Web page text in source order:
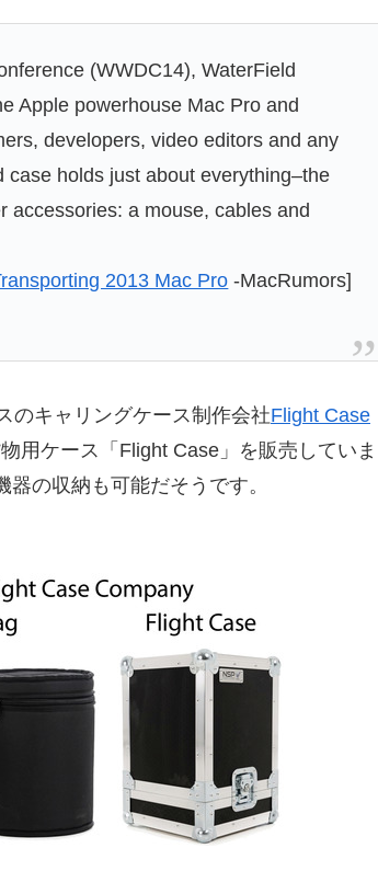
(WWDC14), WaterField
Apple powerhouse Mac Pro and
developers, video editors and any
holds just about everything–the
accessories: a mouse, cables and
2013 Mac Pro -MacRumors]
のキャリングケース制作会社Flight Case
用ケース「Flight Case」を販売していま
の収納も可能だそうです。